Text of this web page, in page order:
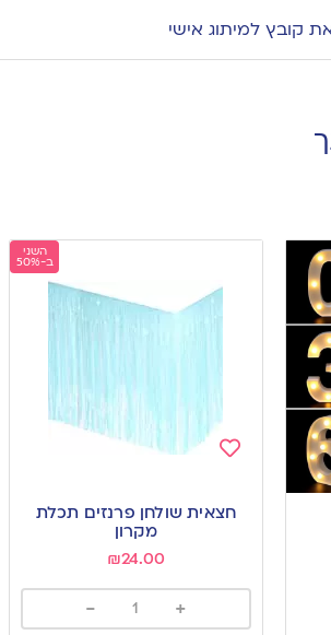
קובץ למיתוג אישי
השני
ב-50%
to
חצאית שולחן פרנזים תכלת
מקרון
₪24.00
+
-